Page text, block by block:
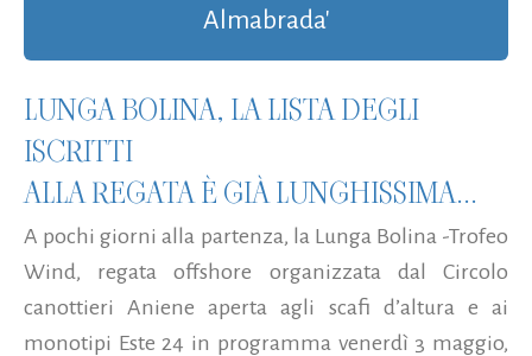
Almabrada'
LUNGA BOLINA, LA LISTA DEGLI
ISCRITTI
ALLA REGATA È GIÀ LUNGHISSIMA...
A pochi giorni alla partenza, la Lunga Bolina -Trofeo
Wind, regata offshore organizzata dal Circolo
canottieri Aniene aperta agli scafi d’altura e ai
monotipi Este 24 in programma venerdì 3 maggio,